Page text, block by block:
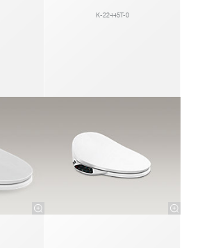
K-22445T-0